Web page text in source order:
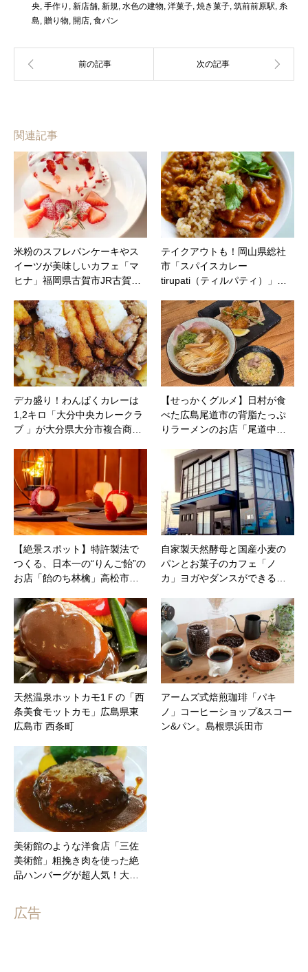
央, 手作り , 新店舗, 新規, 水色の建物, 洋菓子, 焼き菓子, 筑前前原駅, 糸
島, 贈り物, 開店, 食パン
関連記事
米粉のスフレパンケーキやス
イーツが美味しいカフェ「マ
ヒナ」福岡県古賀市JR古賀…
テイクアウトも！岡山県総社
市「スパイスカレー
tirupati（ティルパティ）」…
デカ盛り！わんぱくカレーは
1,2キロ「大分中央カレークラ
ブ 」が大分県大分市複合商…
【せっかくグルメ】日村が食
べた広島尾道市の背脂たっぷ
りラーメンのお店「尾道中…
【絶景スポット】特許製法で
つくる、日本一の“りんご飴”の
お店「飴のち林檎」高松市…
自家製天然酵母と国産小麦の
パンとお菓子のカフェ「ノ
カ」ヨガやダンスができる…
天然温泉ホットカモ1Ｆの「西
条美食モットカモ」広島県東
広島市 西条町
アームズ式焙煎珈琲「パキ
ノ」コーヒーショップ&スコー
ン&パン。島根県浜田市
美術館のような洋食店「三佐
美術館」粗挽き肉を使った絶
品ハンバーグが超人気！大…
広告